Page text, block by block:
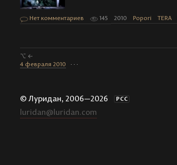
Нет комментариев 145 2010 Popori TERA
⌥ ←
4 февраля 2010 · · ·
© Луридан, 2006—2026 РСС
luridan@luridan.com